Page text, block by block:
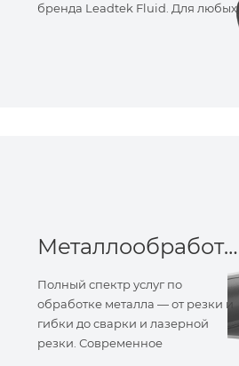
бренда Leadtek Fluid. Для любых
Металлообработка
Полный спектр услуг по
обработке металла — от резки и
гибки до сварки и лазерной
резки. Современное